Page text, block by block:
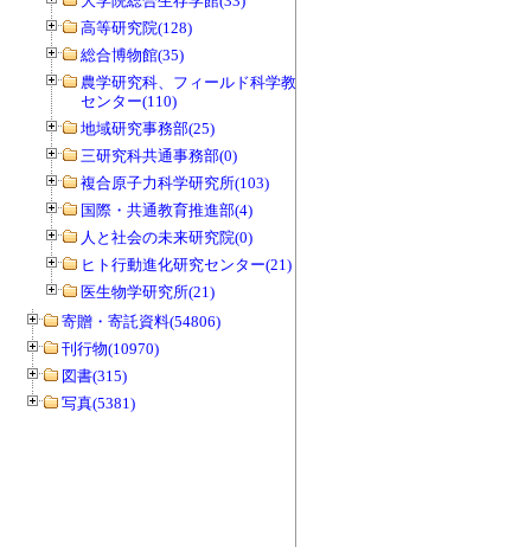
高等研究院(128)
総合博物館(35)
農学研究科、フィールド科学教育研究
センター(110)
地域研究事務部(25)
三研究科共通事務部(0)
複合原子力科学研究所(103)
国際・共通教育推進部(4)
人と社会の未来研究院(0)
ヒト行動進化研究センター(21)
医生物学研究所(21)
寄贈・寄託資料(54806)
刊行物(10970)
図書(315)
写真(5381)